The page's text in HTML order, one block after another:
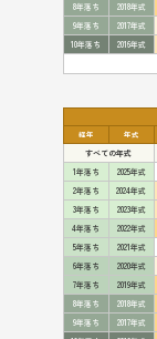
8年落ち
2018年式
9年落ち
2017年式
10年落ち
2016年式
経年
年式
すべての年式
1年落ち
2025年式
2年落ち
2024年式
3年落ち
2023年式
4年落ち
2022年式
5年落ち
2021年式
6年落ち
2020年式
7年落ち
2019年式
8年落ち
2018年式
9年落ち
2017年式